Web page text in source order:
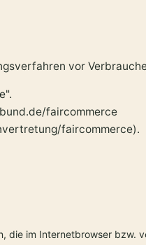
vor
faircommerce
faircommerce).
die im Internetbrowser bzw.